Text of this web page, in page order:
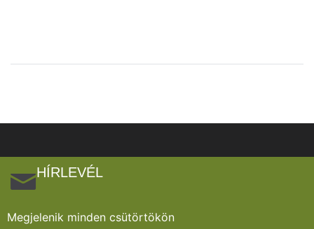
HÍRLEVÉL
Megjelenik minden csütörtökön